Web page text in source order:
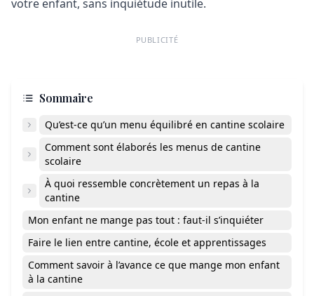
votre enfant, sans inquiétude inutile.
PUBLICITÉ
Sommaire
Qu’est-ce qu’un menu équilibré en cantine scolaire
Comment sont élaborés les menus de cantine
scolaire
À quoi ressemble concrètement un repas à la
cantine
Mon enfant ne mange pas tout : faut-il s’inquiéter
Faire le lien entre cantine, école et apprentissages
Comment savoir à l’avance ce que mange mon enfant
à la cantine